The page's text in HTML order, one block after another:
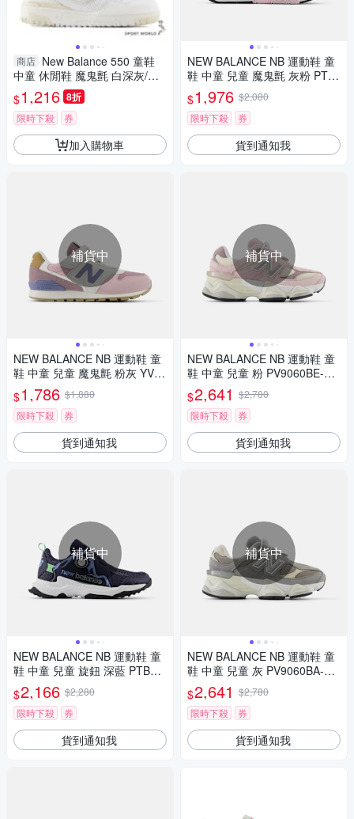
商店 New Balance 550 童鞋
中童 休閒鞋 魔鬼氈 白深灰/奶
油白【運動世界】PHB550BH-
M/PHB550BK-M
$1,216 8折
限時下殺 券
加入購物車
補貨中
NEW BALANCE NB 運動鞋 童
鞋 中童 兒童 魔鬼氈 粉灰 YV99
6RP3
$1,786 $1,880
限時下殺
券
貨到通知我
補貨中
NEW BALANCE NB 運動鞋 童
鞋 中童 兒童 旋鈕 深藍 PTBTR
BG1-W楦
$2,166 $2,280
限時下殺
券
貨到通知我
NEW BALANCE NB 運動鞋 童
鞋 中童 兒童 魔鬼氈 灰粉 PTF
CYSS-W楦
$1,976 $2,080
限時下殺
券
貨到通知我
補貨中
NEW BALANCE NB 運動鞋 童
鞋 中童 兒童 粉 PV9060BE-W
楦
$2,641 $2,780
限時下殺
券
貨到通知我
補貨中
NEW BALANCE NB 運動鞋 童
鞋 中童 兒童 灰 PV9060BA-W
楦
$2,641 $2,780
限時下殺
券
貨到通知我